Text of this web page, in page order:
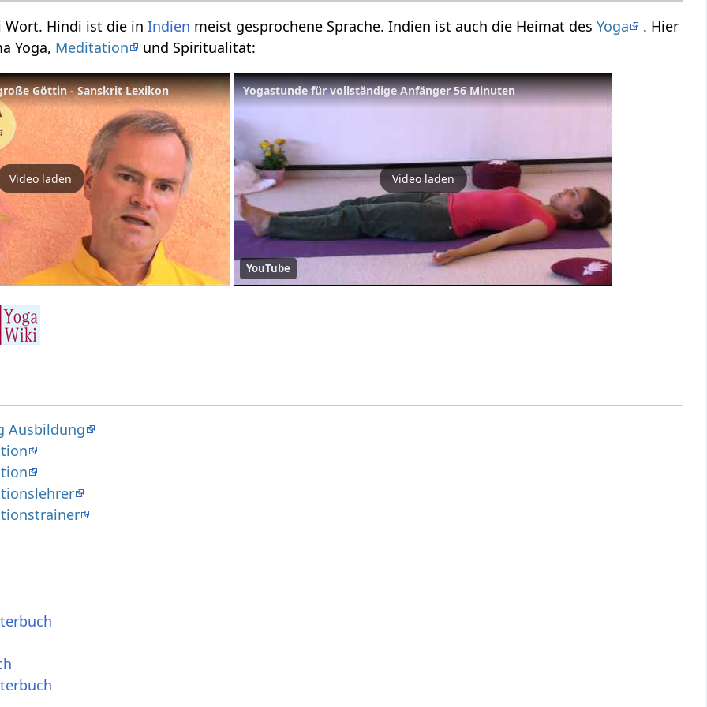
Wort. Hindi ist die inIndien meist gesprochene Sprache. Indien ist auch die Heimat desYoga
. Hier
Yoga, Meditation und Spiritualität:
Göttin - Sanskrit Lexikon
Video laden
Yogastunde für vollständige Anfänger 56 Minuten
Video laden
YouTube
Ausbildung